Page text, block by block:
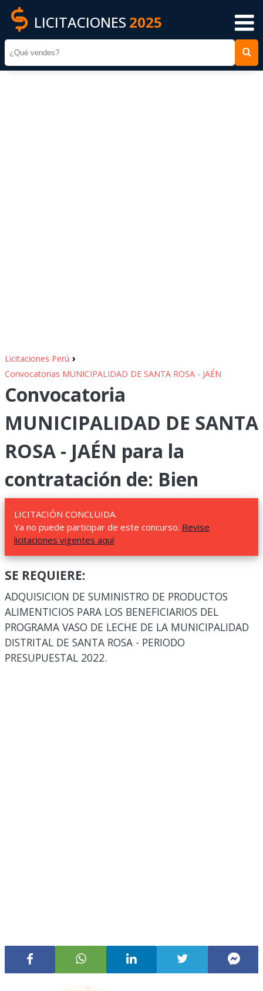
LICITACIONES 2025
Licitaciones Perú ›
Convocatorias MUNICIPALIDAD DE SANTA ROSA - JAÉN
Convocatoria
MUNICIPALIDAD DE SANTA
ROSA - JAÉN para la
contratación de: Bien
LICITACIÓN CONCLUIDA.
Ya no puede participar de este concurso. Revise
licitaciones vigentes aquí
SE REQUIERE:
ADQUISICION DE SUMINISTRO DE PRODUCTOS
ALIMENTICIOS PARA LOS BENEFICIARIOS DEL
PROGRAMA VASO DE LECHE DE LA MUNICIPALIDAD
DISTRITAL DE SANTA ROSA - PERIODO
PRESUPUESTAL 2022.